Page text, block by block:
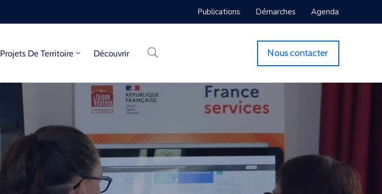
Publications Démarches Agenda
Projets De Territoire Découvrir Nous contacter